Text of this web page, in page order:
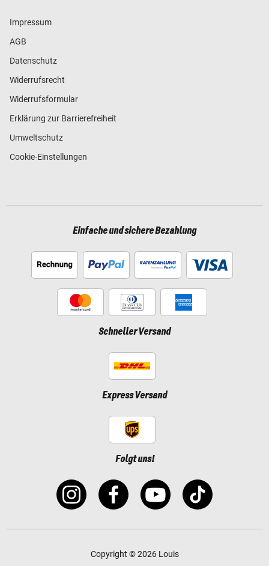
Impressum
AGB
Datenschutz
Widerrufsrecht
Widerrufsformular
Erklärung zur Barrierefreiheit
Umweltschutz
Cookie-Einstellungen
Einfache und sichere Bezahlung
Schneller Versand
Express Versand
Folgt uns!
Copyright © 2026 Louis